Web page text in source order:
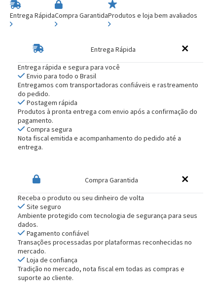
Entrega RápidaCompra GarantidaProdutos e loja bem avaliados
Entrega Rápida
Entrega rápida e segura para você
Envio para todo o Brasil
Entregamos com transportadoras confiáveis e rastreamento
do pedido.
Postagem rápida
Produtos à pronta entrega com envio após a confirmação do
pagamento.
Compra segura
Nota fiscal emitida e acompanhamento do pedido até a
entrega.
Compra Garantida
Receba o produto ou seu dinheiro de volta
Site seguro
Ambiente protegido com tecnologia de segurança para seus
dados.
Pagamento confiável
Transações processadas por plataformas reconhecidas no
mercado.
Loja de confiança
Tradição no mercado, nota fiscal em todas as compras e
suporte ao cliente.